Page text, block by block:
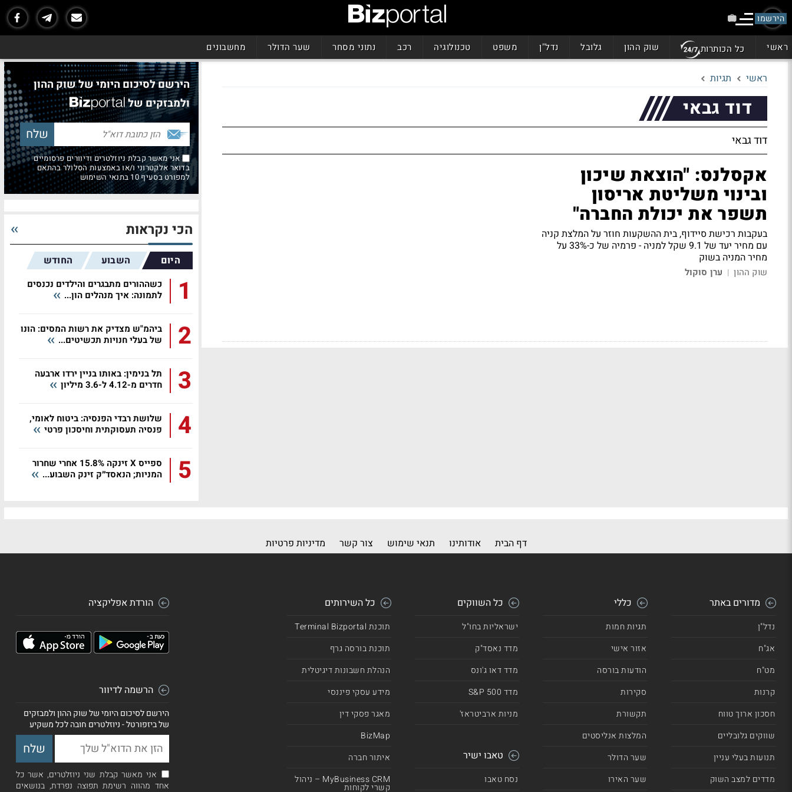
הירשמו
ראשי כל הכותרות שוק ההון גלובל נדל"ן משפט טכנולוגיה רכב נתוני מסחר שער הדולר מחשבונים
ראשי תגיות
דוד גבאי
דוד גבאי
אקסלנס: "הוצאת שיכון
ובינוי משליטת אריסון
תשפר את יכולת החברה"
בעקבות רכישת סיידוף, בית ההשקעות חוזר על המלצת קניה
עם מחיר יעד של 9.1 שקל למניה - פרמיה של כ-33% על
מחיר המניה בשוק
שוק ההון | ערן סוקול
הירשם לסיכום היומי של שוק ההון
ולמבזקים של
אני מאשר קבלת ניוזלטרים ודיוורים פרסומיים
בדואר אלקטרוני ו/או באמצעות הסלולר בהתאם
למפורט בסעיף 10 בתנאי השימוש
הכי נקראות
היום השבוע החודש
1
כשההורים מתבגרים והילדים נכנסים
לתמונה: איך מנהלים הון...
2
ביהמ"ש מצדיק את רשות המסים: הונו
של בעלי חנויות תכשיטים...
3
תל בנימין: באותו בניין ירדו ארבעה
חדרים מ-4.12 ל-3.6 מיליון
4
שלושת רבדי הפנסיה: ביטוח לאומי,
פנסיה תעסוקתית וחיסכון פרטי
5
ספייס X זינקה 15.8% אחרי שחרור
המניות; הנאסד״ק זינק השבוע...
דף הבית אודותינו תנאי שימוש צור קשר מדיניות פרטיות
מדורים באתר
נדל"ן
אג"ח
מט"ח
קרנות
חסכון ארוך טווח
שווקים גלובליים
תנועות בעלי עניין
מדדים למצב השוק
כללי
תגיות חמות
אזור אישי
הודעות בורסה
סקירות
תקשורת
המלצות אנליסטים
שער הדולר
שער האירו
כל השווקים
ישראליות בחו"ל
מדד נאסד"ק
מדד דאו ג'ונס
מדד 500 S&P
מניות ארביטראז'
טאבו ישיר
נסח טאבו
כל השירותים
תוכנת Terminal Bizportal
תוכנת בורסה גרף
הנהלת חשבונות דיגיטלית
מידע עסקי פיננסי
מאגר פסקי דין
BizMap
איתור חברה
MyBusiness CRM – ניהול
קשרי לקוחות
הורדת אפליקציה
הרשמה לדיוור
הירשם לסיכום היומי של שוק ההון ולמבזקים
של ביזפורטל - ניוזלטרים חובה לכל משקיע
אני מאשר קבלת שני ניוזלטרים, אשר כל
אחד מהווה רשימת תפוצה נפרדת, בנושאים